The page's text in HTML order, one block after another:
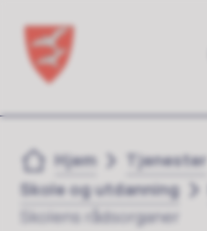
Forsiden
Du er her:
Hjem
Tjenester
Skole og utdanning
Skolens rådsorganer